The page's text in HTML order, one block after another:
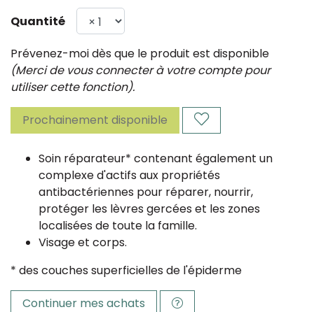
Quantité
Prévenez-moi dès que le produit est disponible
(Merci de vous connecter à votre compte pour
utiliser cette fonction).
Prochainement disponible
Soin réparateur* contenant également un
complexe d'actifs aux propriétés
antibactériennes pour réparer, nourrir,
protéger les lèvres gercées et les zones
localisées de toute la famille.
Visage et corps.
* des couches superficielles de l'épiderme
Continuer mes achats